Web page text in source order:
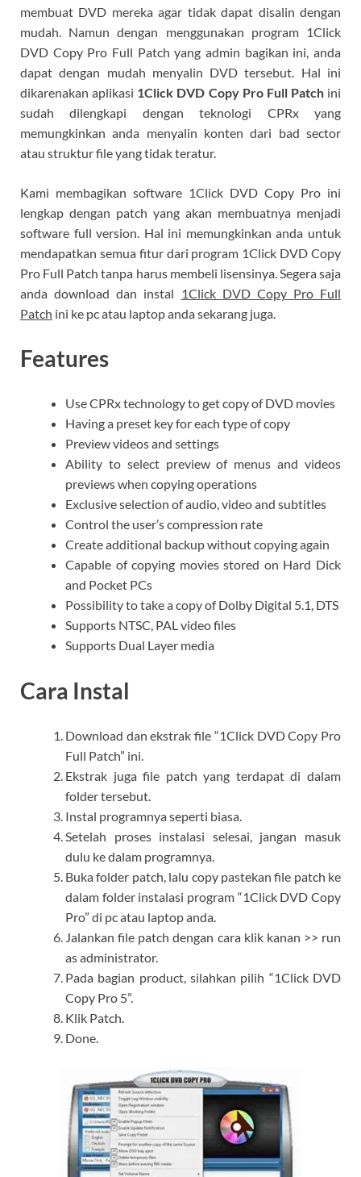
membuat DVD mereka agar tidak dapat disalin dengan
mudah. Namun dengan menggunakan program 1Click
DVD Copy Pro Full Patch yang admin bagikan ini, anda
dapat dengan mudah menyalin DVD tersebut. Hal ini
dikarenakan aplikasi 1Click DVD Copy Pro Full Patchini
sudah dilengkapi dengan teknologi CPRx yang
memungkinkan anda menyalin konten dari bad sector
atau struktur file yang tidak teratur.
Kami membagikan software 1Click DVD Copy Pro ini
lengkap dengan patch yang akan membuatnya menjadi
software full version. Hal ini memungkinkan anda untuk
mendapatkan semua fitur dari program 1Click DVD Copy
Pro Full Patch tanpa harus membeli lisensinya. Segera saja
anda download dan instal
1Click DVD Copy Pro Full
Patch ini ke pc atau laptop anda sekarang juga.
Features
Use CPRx technology to get copy of DVD movies
Having a preset key for each type of copy
Preview videos and settings
Ability to select preview of menus and videos
previews when copying operations
Exclusive selection of audio, video and subtitles
Control the user’s compression rate
Create additional backup without copying again
Capable of copying movies stored on Hard Dick
and Pocket PCs
Possibility to take a copy of Dolby Digital 5.1, DTS
Supports NTSC, PAL video files
Supports Dual Layer media
Cara Instal
Download dan ekstrak file “1Click DVD Copy Pro
Full Patch” ini.
Ekstrak juga file patch yang terdapat di dalam
folder tersebut.
Instal programnya seperti biasa.
Setelah proses instalasi selesai, jangan masuk
dulu ke dalam programnya.
Buka folder patch, lalu copy pastekan file patch ke
dalam folder instalasi program “1Click DVD Copy
Pro” di pc atau laptop anda.
Jalankan file patch dengan cara klik kanan >> run
as administrator.
Pada bagian product, silahkan pilih “1Click DVD
Copy Pro 5”.
Klik Patch.
Done.